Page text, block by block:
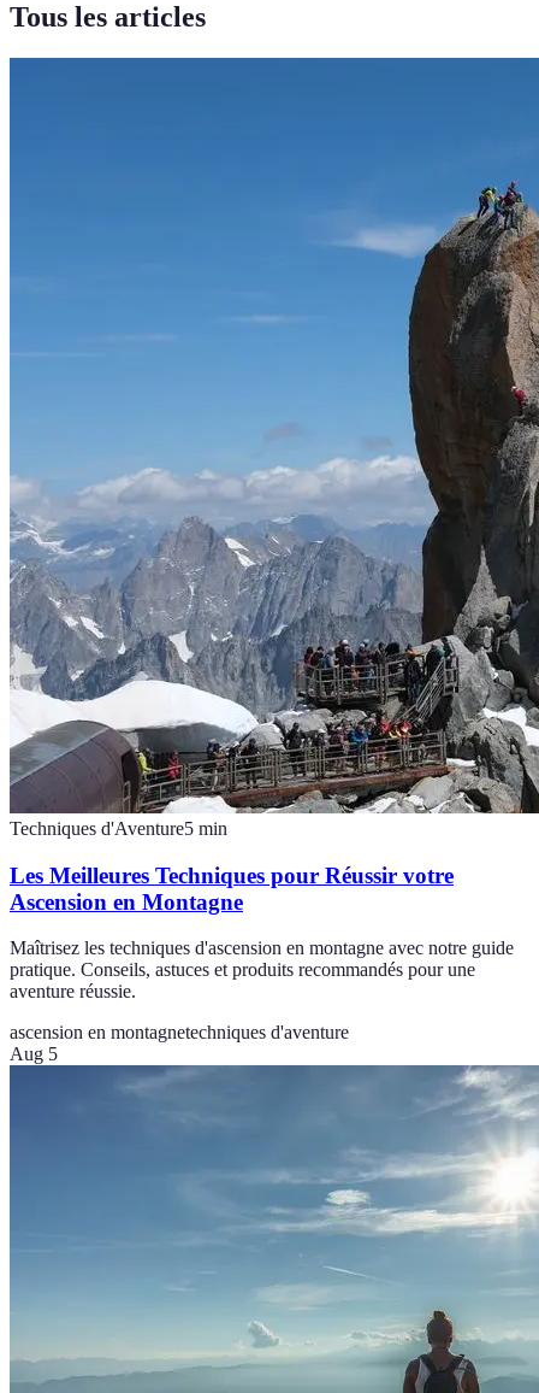
Tous les articles
Techniques d'Aventure5 min
Les Meilleures Techniques pour Réussir votre
Ascension en Montagne
Maîtrisez les techniques d'ascension en montagne avec notre guide
pratique. Conseils, astuces et produits recommandés pour une
aventure réussie.
ascension en montagnetechniques d'aventure
Aug 5